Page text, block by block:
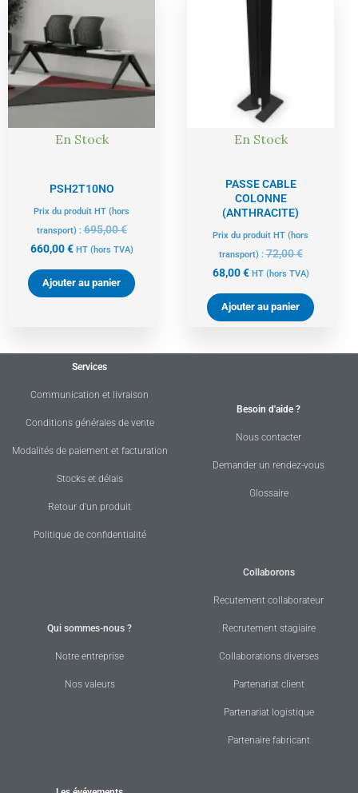
En Stock
PSH2T10NO
Prix du produit HT (hors
transport) :695,00€
695,00 €.
660,00€
actuel
est :
660,00 €.
HT (hors TVA)
Ajouter au panier
En Stock
PASSE CABLE
COLONNE
(ANTHRACITE)
Prix du produit HT (hors
transport) :72,00€
68,00€
actuel
est :
68,00 €.
HT (hors TVA)
Ajouter au panier
Services
Communication et livraison
Conditions générales de vente
Modalités de paiement et facturation
Stocks et délais
Retour d'un produit
Politique de confidentialité
Besoin d'aide ?
Nous contacter
Demander un rendez-vous
Glossaire
Qui sommes-nous ?
Notre entreprise
Nos valeurs
Collaborons
Recutement collaborateur
Recrutement stagiaire
Collaborations diverses
Partenariat client
Partenariat logistique
Partenaire fabricant